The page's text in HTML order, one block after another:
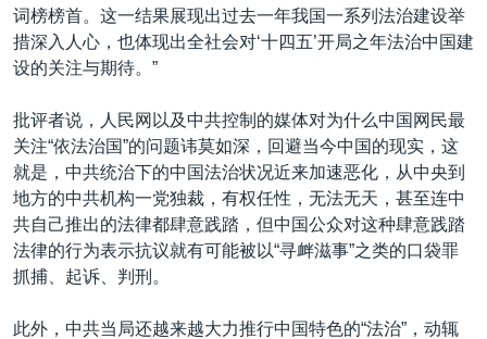
词榜榜首。这一结果展现出过去一年我国一系列法治建设举
措深入人心，也体现出全社会对‘十四五’开局之年法治中国建
设的关注与期待。”
批评者说，人民网以及中共控制的媒体对为什么中国网民最
关注“依法治国”的问题讳莫如深，回避当今中国的现实，这
就是，中共统治下的中国法治状况近来加速恶化，从中央到
地方的中共机构一党独裁，有权任性，无法无天，甚至连中
共自己推出的法律都肆意践踏，但中国公众对这种肆意践踏
法律的行为表示抗议就有可能被以“寻衅滋事”之类的口袋罪
抓捕、起诉、判刑。
此外，中共当局还越来越大力推行中国特色的“法治”，动辄